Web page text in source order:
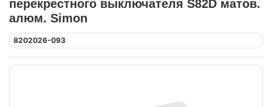
перекрестного выключателя S82D матов.
алюм. Simon
8202026-093